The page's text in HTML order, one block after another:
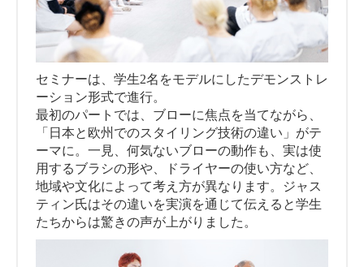
セミナーは、学生2名をモデルにしたデモンストレ
ーション形式で進行。
最初のパートでは、ブローに焦点を当てながら、
「日本と欧州でのスタイリング技術の違い」がテ
ーマに。一見、何気ないブローの動作も、実は使
用するブラシの形や、ドライヤーの使い方など、
地域や文化によって考え方が異なります。ジャス
ティン氏はその違いを実演を通じて伝えると学生
たちからは驚きの声が上がりました。